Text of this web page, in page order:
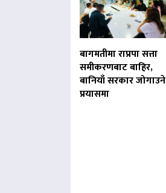
बागमतीमा राप्रपा सत्ता
समीकरणबाट बाहिर,
बानियाँ सरकार जोगाउने
प्रयासमा